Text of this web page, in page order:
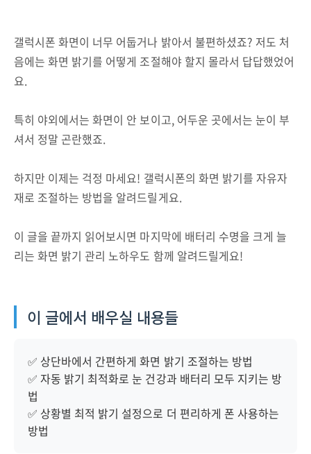
갤럭시폰 화면이 너무 어둡거나 밝아서 불편하셨죠? 저도 처
음에는 화면 밝기를 어떻게 조절해야 할지 몰라서 답답했었어
요.
특히 야외에서는 화면이 안 보이고, 어두운 곳에서는 눈이 부
셔서 정말 곤란했죠.
하지만 이제는 걱정 마세요! 갤럭시폰의 화면 밝기를 자유자
재로 조절하는 방법을 알려드릴게요.
이 글을 끝까지 읽어보시면 마지막에 배터리 수명을 크게 늘
리는 화면 밝기 관리 노하우도 함께 알려드릴게요!
이 글에서 배우실 내용들
✅ 상단바에서 간편하게 화면 밝기 조절하는 방법
✅ 자동 밝기 최적화로 눈 건강과 배터리 모두 지키는 방
법
✅ 상황별 최적 밝기 설정으로 더 편리하게 폰 사용하는
방법